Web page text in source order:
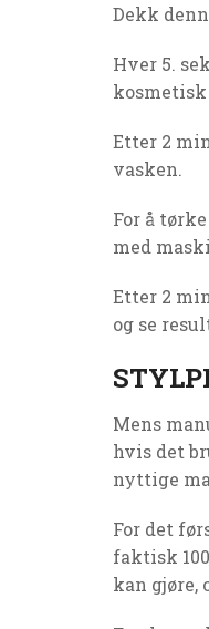
Dekk
Hver 5.
kosmetisk
Etter 2
vasken.
For å
med
Etter 2
og se
Mens
hvis det
nyttige
For det
faktisk
kan gjøre,